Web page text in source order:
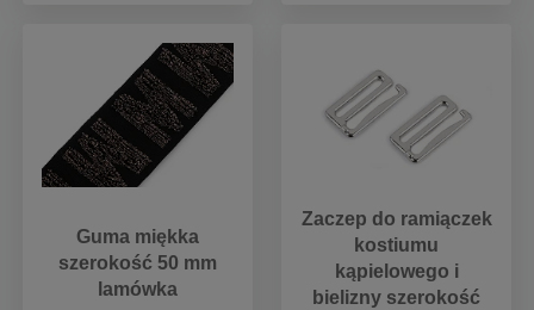
Guma miękka
szerokość 50 mm
lamówka
Zaczep do ramiączek
kostiumu
kąpielowego i
bielizny szerokość